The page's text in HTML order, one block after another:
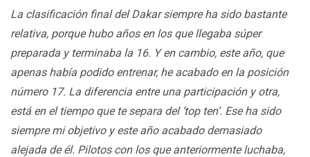
La clasificación final del Dakar siempre ha sido bastante
relativa, porque hubo años en los que llegaba súper
preparada y terminaba la 16. Y en cambio, este año, que
apenas había podido entrenar, he acabado en la posición
número 17. La diferencia entre una participación y otra,
está en el tiempo que te separa del ‘top ten’. Ese ha sido
siempre mi objetivo y este año acabado demasiado
alejada de él. Pilotos con los que anteriormente luchaba,